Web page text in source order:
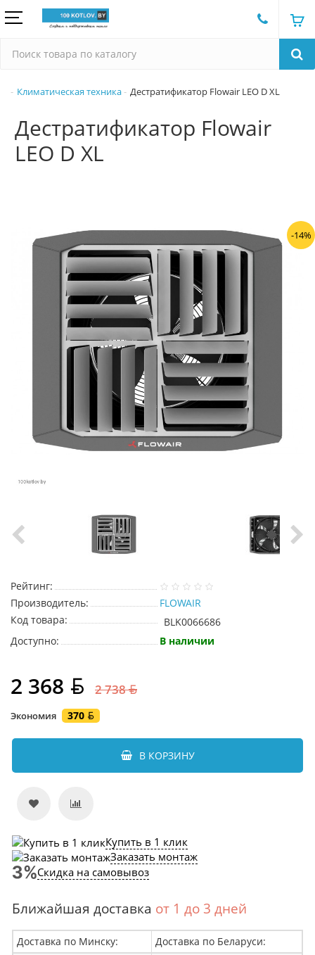
Климатическая техника Дестратификатор Flowair LEO D XL
Дестратификатор Flowair
LEO D XL
-14%
Рейтинг:
Производитель:
FLOWAIR
Код товара:
BLK0066686
Доступно:
В наличии
2 368 2 738
Экономия 370
В КОРЗИНУ
Купить в 1 клик
Заказать монтаж
Скидка на самовывоз
Ближайшая доставка от 1 до 3 дней
Доставка по Минску:
Доставка по Беларуси: